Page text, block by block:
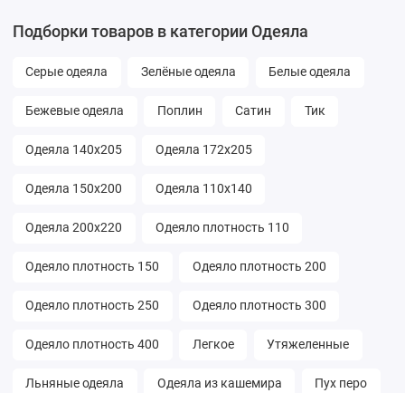
Подборки товаров в категории Одеяла
Серые одеяла Зелёные одеяла Белые одеяла
Бежевые одеяла Поплин Сатин Тик
Одеяла 140х205 Одеяла 172х205
Одеяла 150х200 Одеяла 110х140
Одеяла 200х220 Одеяло плотность 110
Одеяло плотность 150 Одеяло плотность 200
Одеяло плотность 250 Одеяло плотность 300
Одеяло плотность 400 Легкое Утяжеленные
Льняные одеяла Одеяла из кашемира Пух перо